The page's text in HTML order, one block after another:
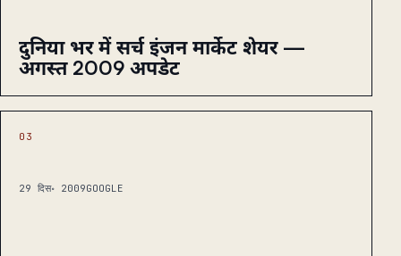
दुनिया भर में सर्च इंजन मार्केट शेयर —
अगस्त 2009 अपडेट
03
29 दिस॰ 2009GOOGLE